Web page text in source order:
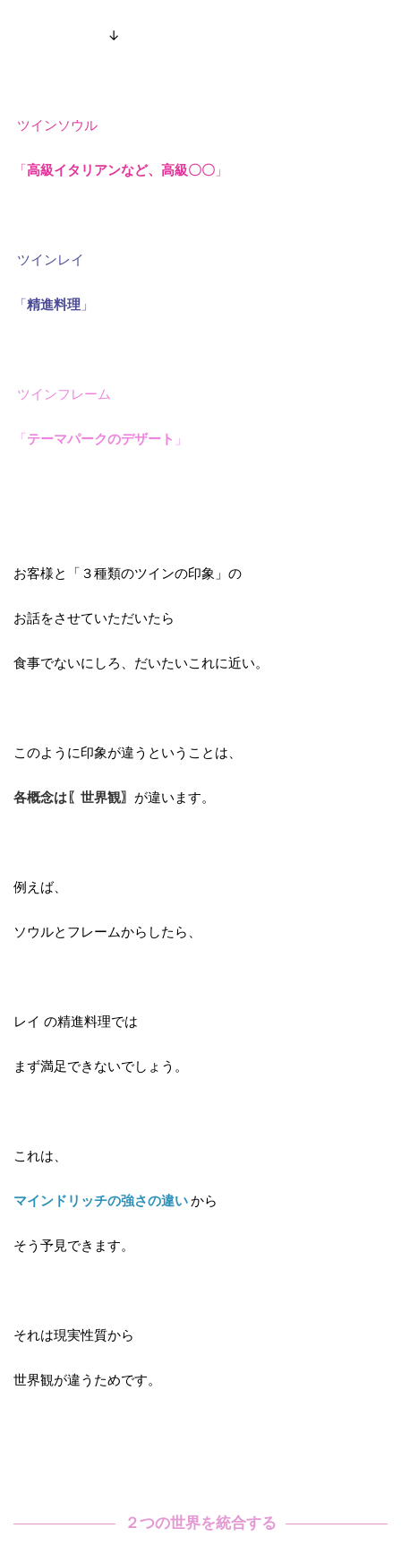
↓
ツインソウル
「高級イタリアンなど、高級〇〇 」
ツインレイ
「精進料理 」
ツインフレーム
「テーマパークのデザート 」
お客様と「３種類のツインの印象」の
お話をさせていただいたら
食事でないにしろ、だいたいこれに近い。
このように印象が違うということは、
各概念は〖世界観〗 が違います。
例えば、
ソウルとフレームからしたら、
レイ の精進料理では
まず満足できないでしょう。
これは、
マインドリッチの強さの違いから
そう予見できます。
それは現実性質から
世界観が違うためです。
２つの世界を統合する